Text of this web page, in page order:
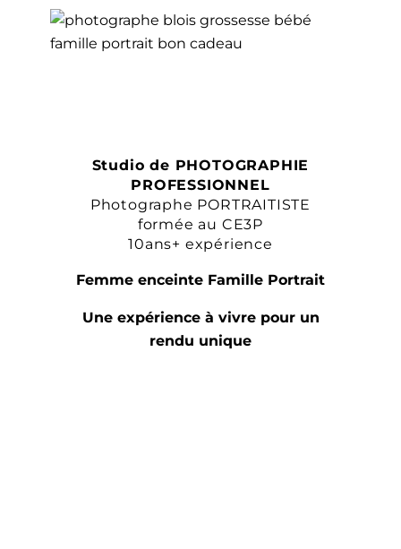
Studio de PHOTOGRAPHIE
PROFESSIONNEL
Photographe PORTRAITISTE
formée au CE3P
10ans+ expérience
Femme enceinte Famille Portrait
Une expérience à vivre pour un
rendu unique